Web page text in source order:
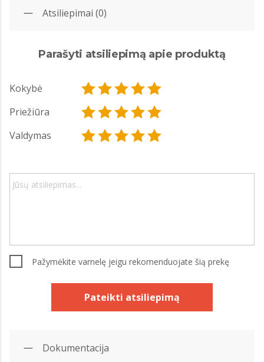
Atsiliepimai (0)
Parašyti atsiliepimą apie produktą
Kokybė
Priežiūra
Valdymas
Pažymėkite varnelę jeigu rekomenduojate šią prekę
Pateikti atsiliepimą
Dokumentacija